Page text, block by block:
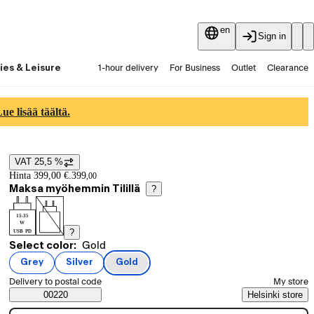
en
Sign in
& Leisure 1-hour delivery For Business Outlet Clearance
lisää täältä.
Price details
VAT 25,5 %
Hinta 399,00 €.399,00
Maksa myöhemmin Tilillä ?
15-35
W
USB PD ?
Product variants
Select color: Current selection Gold
Gold
Grey
(color
Silver
(color
Gold
(color
Saatavuustiedot
Select order method
Delivery to postal code
00220
My store
Helsinki store